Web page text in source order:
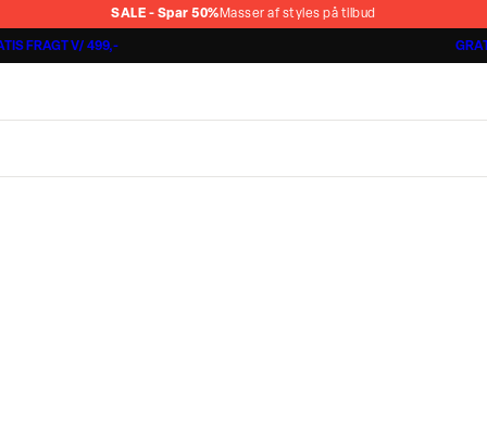
SALE - Spar 50% Masser af styles på tilbud
FRAGT V/ 499,-
Cashmere Touch Pants
Lindbergh